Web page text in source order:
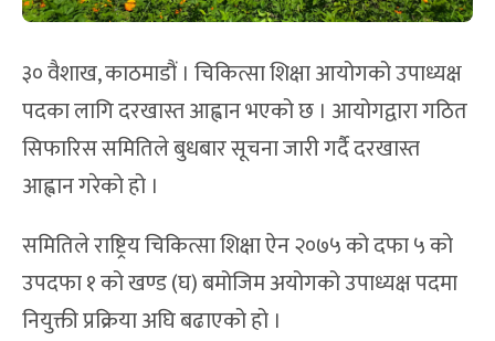
३० वैशाख, काठमाडौं । चिकित्सा शिक्षा आयोगको उपाध्यक्ष
पदका लागि दरखास्त आह्वान भएको छ । आयोगद्वारा गठित
सिफारिस समितिले बुधबार सूचना जारी गर्दै दरखास्त
आह्वान गरेको हो ।
समितिले राष्ट्रिय चिकित्सा शिक्षा ऐन २०७५ को दफा ५ को
उपदफा १ को खण्ड (घ) बमोजिम अयोगको उपाध्यक्ष पदमा
नियुक्ती प्रक्रिया अघि बढाएको हो ।